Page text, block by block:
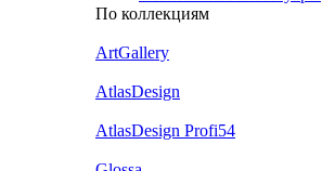
По коллекциям
ArtGallery
AtlasDesign
AtlasDesign Profi54